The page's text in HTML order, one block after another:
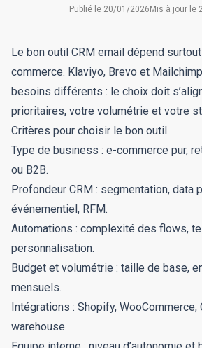
Publié le 20/01/2026 Mis à jour le
Le bon outil CRM email dépend
commerce. Klaviyo, Brevo et
besoins différents : le choix doit
prioritaires, votre volumétrie et votre
Critères pour choisir le bon outil
Type de business : e-commerce pur,
ou B2B.
Profondeur CRM : segmentation, data
événementiel, RFM.
Automations : complexité des flows,
personnalisation.
Budget et volumétrie : taille de base,
mensuels.
Intégrations : Shopify, WooCommerce,
warehouse.